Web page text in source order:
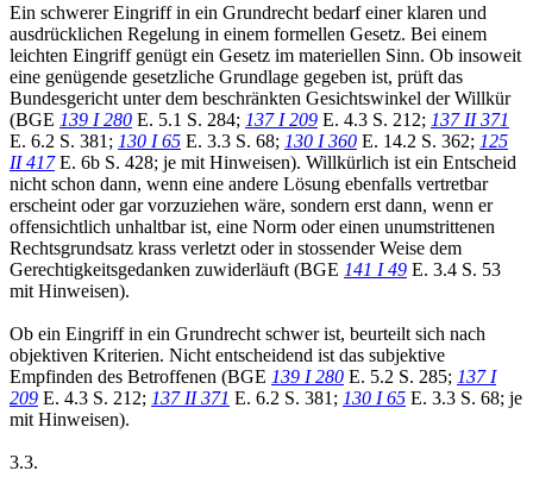
Ein schwerer Eingriff in ein Grundrecht bedarf einer klaren und
ausdrücklichen Regelung in einem formellen Gesetz. Bei einem
leichten Eingriff genügt ein Gesetz im materiellen Sinn. Ob insoweit
eine genügende gesetzliche Grundlage gegeben ist, prüft das
Bundesgericht unter dem beschränkten Gesichtswinkel der Willkür
(BGE 139 I 280 E. 5.1 S. 284; 137 I 209 E. 4.3 S. 212; 137 II 371
E. 6.2 S. 381; 130 I 65 E. 3.3 S. 68; 130 I 360 E. 14.2 S. 362; 125
II 417E. 6b S. 428; je mit Hinweisen). Willkürlich ist ein Entscheid
nicht schon dann, wenn eine andere Lösung ebenfalls vertretbar
erscheint oder gar vorzuziehen wäre, sondern erst dann, wenn er
offensichtlich unhaltbar ist, eine Norm oder einen unumstrittenen
Rechtsgrundsatz krass verletzt oder in stossender Weise dem
Gerechtigkeitsgedanken zuwiderläuft (BGE 141 I 49 E. 3.4 S. 53
mit Hinweisen).
Ob ein Eingriff in ein Grundrecht schwer ist, beurteilt sich nach
objektiven Kriterien. Nicht entscheidend ist das subjektive
Empfinden des Betroffenen (BGE 139 I 280 E. 5.2 S. 285; 137 I
209 E. 4.3 S. 212; 137 II 371 E. 6.2 S. 381; 130 I 65 E. 3.3 S. 68; je
mit Hinweisen).
3.3.